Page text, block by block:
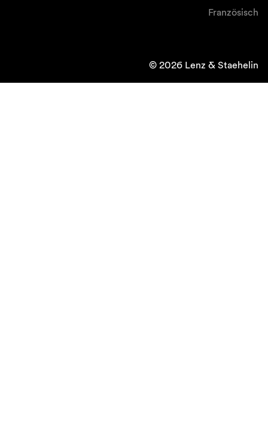
Französisch
© 2026 Lenz & Staehelin